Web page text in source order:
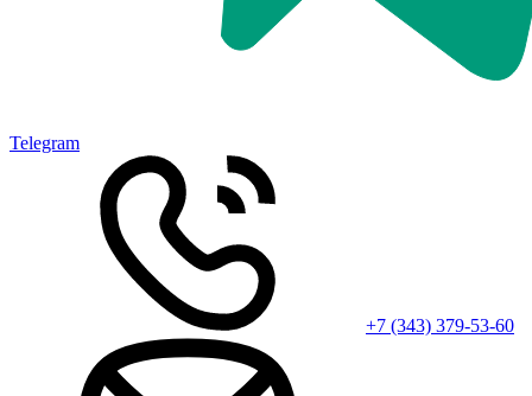
Telegram
+7 (343) 379-53-60